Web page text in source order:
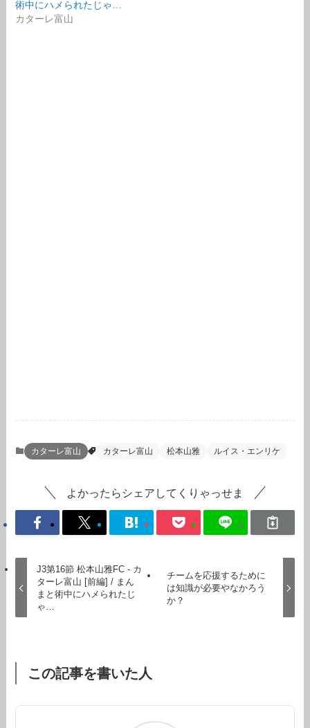
術中にハメられたじゃ…
カターレ富山
カターレ富山 カターレ富山 松本山雅 ルイス・エンリケ
よかったらシェアしてくりゃっせま
J3第16節 松本山雅FC - カ
ターレ富山 [前編] / まん
まと術中にハメられたじ
ゃ…
チームを応援するために
は知識が必要やなかろう
か？
この記事を書いた人